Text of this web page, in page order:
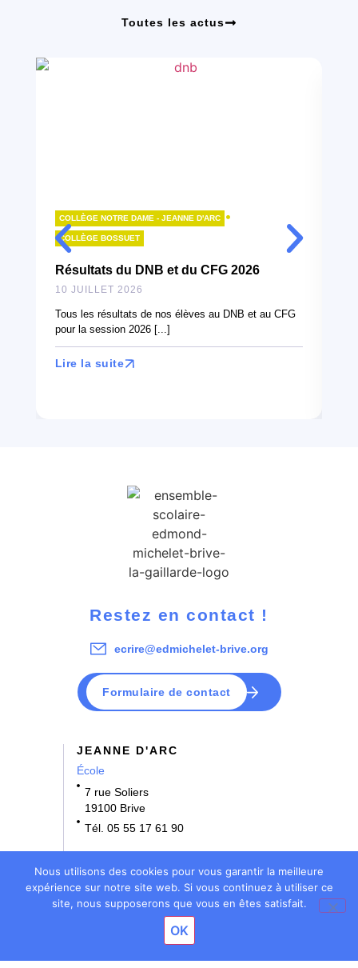
Toutes les actus
COLLÈGE NOTRE DAME - JEANNE D'ARC •
COLLÈGE BOSSUET
Résultats du DNB et du CFG 2026
10 JUILLET 2026
Tous les résultats de nos élèves au DNB et au CFG
pour la session 2026 [...]
Lire la suite
Restez en contact !
ecrire@edmichelet-brive.org
Formulaire de contact
JEANNE D'ARC
École
7 rue Soliers
19100 Brive
Tél. 05 55 17 61 90
École • Collège
3 rue Bernard Denoix
Nous utilisons des cookies pour vous garantir la meilleure
expérience sur notre site web. Si vous continuez à utiliser ce
site, nous supposerons que vous en êtes satisfait.
OK